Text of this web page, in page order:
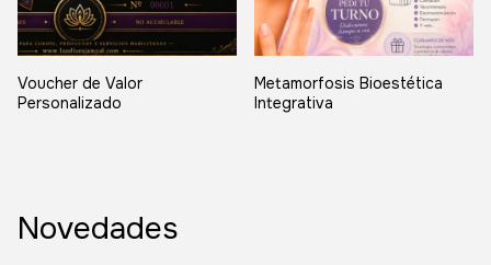
Voucher de Valor
Personalizado
Metamorfosis Bioestética
Integrativa
Novedades